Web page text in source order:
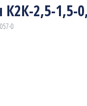
2,5-1,5-
0